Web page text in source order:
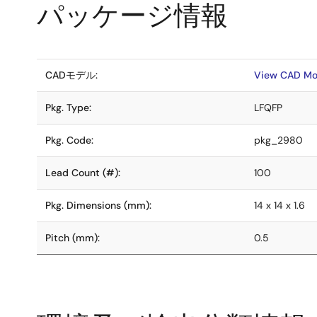
パッケージ情報
CADモデル: View CAD
Pkg. Type: LFQFP
Pkg. Code: pkg_2980
Lead Count (#): 100
Pkg. Dimensions (mm): 14 x 14 x 1.6
Pitch (mm): 0.5